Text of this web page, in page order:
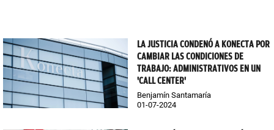
LA JUSTICIA CONDENÓ A KONECTA POR
CAMBIAR LAS CONDICIONES DE
TRABAJO: ADMINISTRATIVOS EN UN
'CALL CENTER'
Benjamín Santamaría
01-07-2024